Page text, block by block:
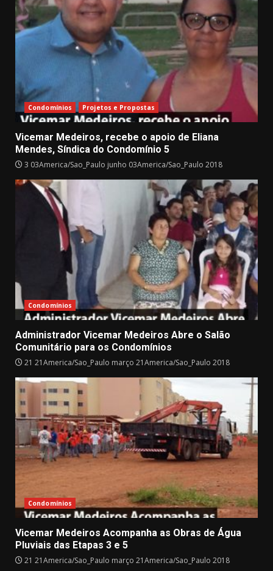
Condomínios Projetos e Propostas
Vicemar Medeiros, recebe o apoio de Eliana
Mendes, Síndica do Condomínio 5
3 03America/Sao_Paulo junho 03America/Sao_Paulo 2018
Condomínios
Administrador Vicemar Medeiros Abre o Salão
Comunitário para os Condomínios
21 21America/Sao_Paulo março 21America/Sao_Paulo 2018
Condomínios
Vicemar Medeiros Acompanha as Obras de Água
Pluviais das Etapas 3 e 5
21 21America/Sao_Paulo março 21America/Sao_Paulo 2018